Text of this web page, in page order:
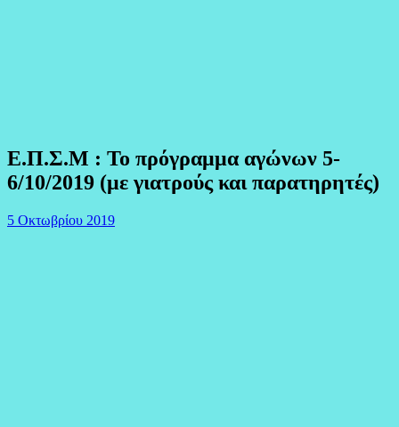
Ε.Π.Σ.Μ : Το πρόγραμμα αγώνων 5-
6/10/2019 (με γιατρούς και παρατηρητές)
5 Οκτωβρίου 2019